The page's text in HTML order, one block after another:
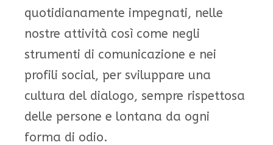
quotidianamente impegnati, nelle
nostre attività così come negli
strumenti di comunicazione e nei
profili social, per sviluppare una
cultura del dialogo, sempre rispettosa
delle persone e lontana da ogni
forma di odio.